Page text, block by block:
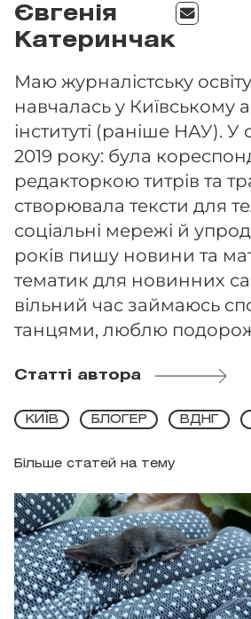
Євгенія
Катеринчак
Маю журналістську
навчалась у Київському
інституті (раніше НАУ). У
2019 року: була
редакторкою титрів та
створювала тексти для
соціальні мережі й
років пишу новини та
тематик для новинних
вільний час займаюсь
танцями, люблю
Статті автора
Більше статей на тему
КИЇВ БЛОГЕР ВДНГ